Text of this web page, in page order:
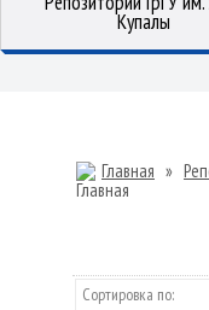
Купалы
Главная »
Сортировка по: